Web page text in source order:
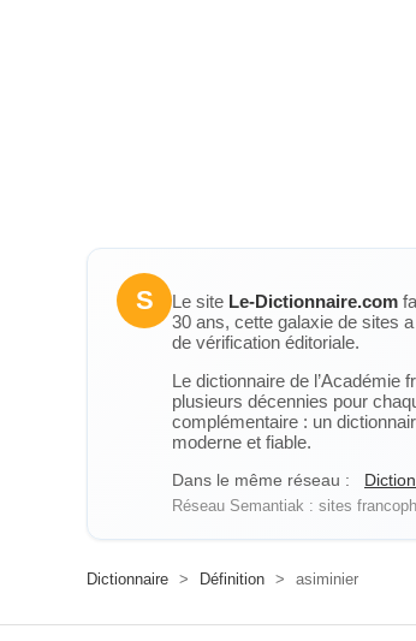
S Le site Le-Dictionnaire.com
30 ans, cette galaxie de sites
de vérification éditoriale.
Le dictionnaire de l’Académie
plusieurs décennies pour
complémentaire : un
moderne et fiable.
Dans le même réseau :
Réseau Semantiak : sites
Dictionnaire > Définition > asiminier